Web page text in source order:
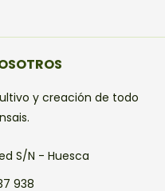
y creación de todo
S/N - Huesca
938